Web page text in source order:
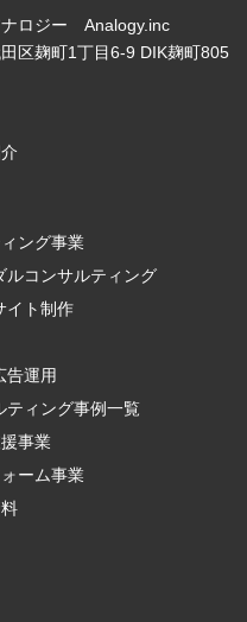
ナロジー Analogy.inc
区麹町1丁目6-9 DIK麹町805
ング事業
コンサルティング
ト制作
運用
ィング事例一覧
事業
ーム事業